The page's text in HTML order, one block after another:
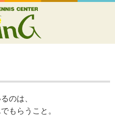
のは、
もらうこと。